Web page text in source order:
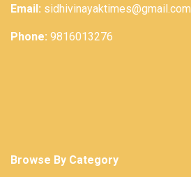
Email: sidhivinayaktimes@gmail.com
Phone: 9816013276
Browse By Category